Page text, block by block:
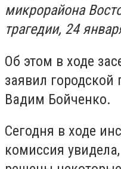
микрорайона
трагедии, 24
Об этом в ходе
заявил
Вадим Бойченко.
Сегодня в ходе
комиссия